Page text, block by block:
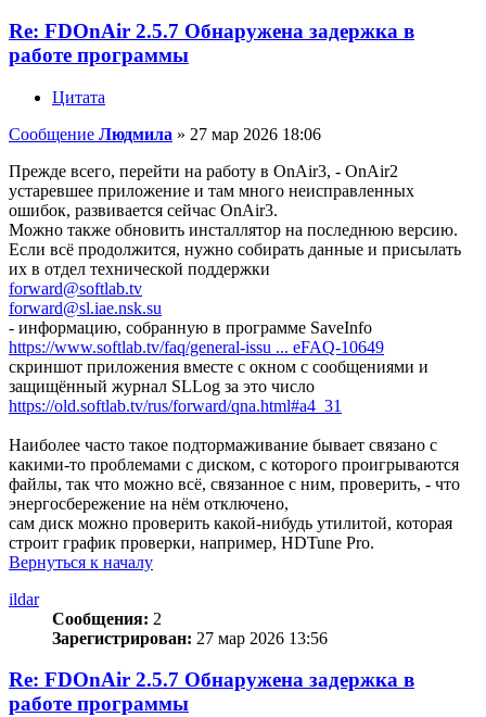
Re: FDOnAir 2.5.7 Обнаружена задержка в
работе программы
Цитата
Сообщение Людмила » 27 мар 2026 18:06
Прежде всего, перейти на работу в OnAir3, - OnAir2
устаревшее приложение и там много неисправленных
ошибок, развивается сейчас OnAir3.
Можно также обновить инсталлятор на последнюю версию.
Если всё продолжится, нужно собирать данные и присылать
их в отдел технической поддержки
forward@softlab.tv
forward@sl.iae.nsk.su
- информацию, собранную в программе SaveInfo
https://www.softlab.tv/faq/general-issu ... eFAQ-10649
скриншот приложения вместе с окном с сообщениями и
защищённый журнал SLLog за это число
https://old.softlab.tv/rus/forward/qna.html#a4_31
Наиболее часто такое подтормаживание бывает связано с
какими-то проблемами с диском, с которого проигрываются
файлы, так что можно всё, связанное с ним, проверить, - что
энергосбережение на нём отключено,
сам диск можно проверить какой-нибудь утилитой, которая
строит график проверки, например, HDTune Pro.
Вернуться к началу
ildar
Сообщения: 2
Зарегистрирован: 27 мар 2026 13:56
Re: FDOnAir 2.5.7 Обнаружена задержка в
работе программы